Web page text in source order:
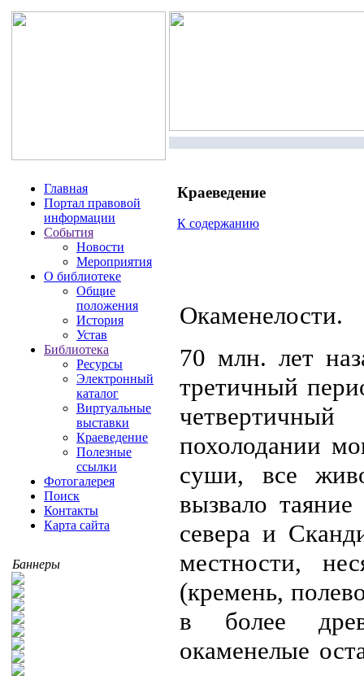
Главная
Портал правовой
информации
События
Новости
Мероприятия
О библиотеке
Общие
положения
История
Устав
Библиотека
Ресурсы
Электронный
каталог
Виртуальные
выставки
Краеведение
Полезные
ссылки
Фотогалерея
Поиск
Контакты
Карта сайта
Баннеры
Краеведение
К содержанию
Окаменелости.
70 млн. лет
третичный
похолодании
суши, все
вызвало
севера и
местности,
(кремень,
в более
окаменелые